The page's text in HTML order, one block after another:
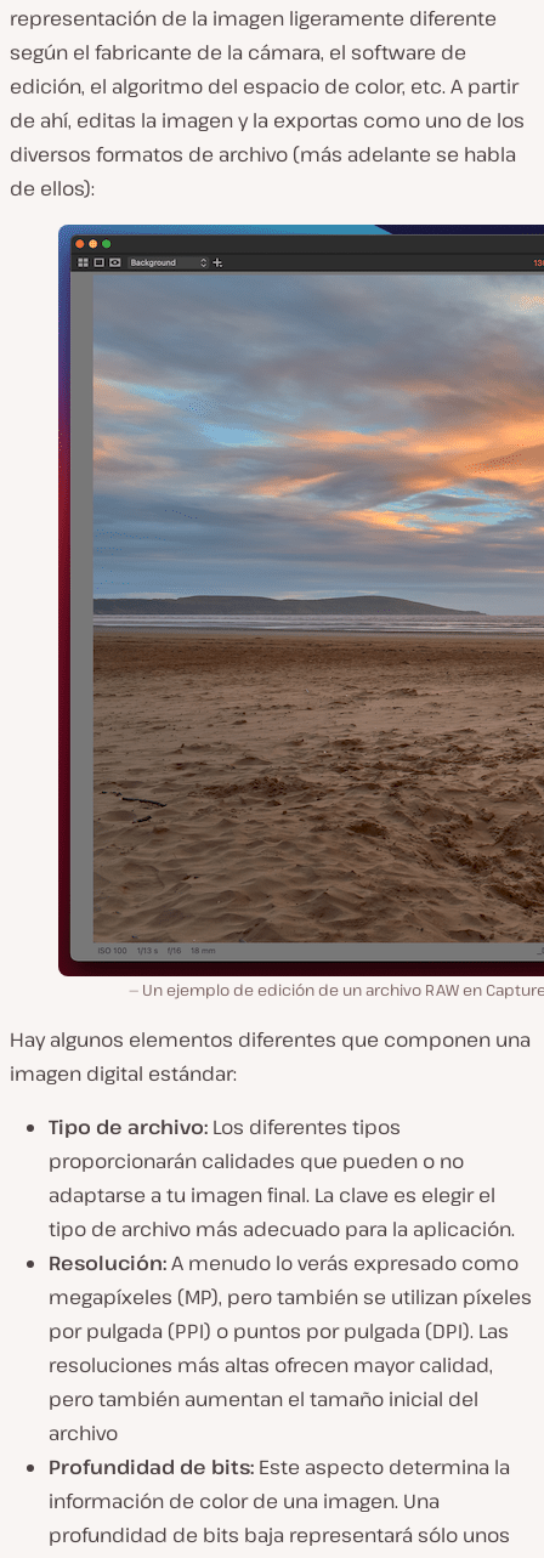
representación de la imagen ligeramente diferente
según el fabricante de la cámara, el software de
edición, el algoritmo del espacio de color, etc. A partir
de ahí, editas la imagen y la exportas como uno de los
diversos formatos de archivo (más adelante se habla
de ellos):
Un ejemplo de edición de un archivo RAW en
Hay algunos elementos diferentes que componen una
imagen digital estándar:
Tipo de archivo: Los diferentes tipos
proporcionarán calidades que pueden o no
adaptarse a tu imagen final. La clave es elegir el
tipo de archivo más adecuado para la aplicación.
Resolución:A menudo lo verás expresado como
megapíxeles (MP), pero también se utilizan píxeles
por pulgada (PPI) o puntos por pulgada (DPI). Las
resoluciones más altas ofrecen mayor calidad,
pero también aumentan el tamaño inicial del
archivo
Profundidad de bits: Este aspecto determina la
información de color de una imagen. Una
profundidad de bits baja representará sólo unos